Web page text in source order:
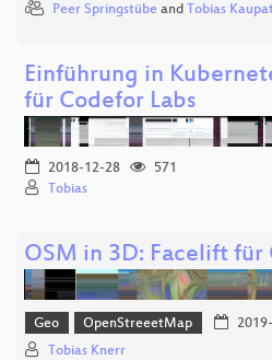
Peer Springstübe and Tobias
Einführung in
für Codefor Labs
2018-12-28
571
Tobias
OSM in 3D: Facelift
Geo OpenStreeetMap
Tobias Knerr